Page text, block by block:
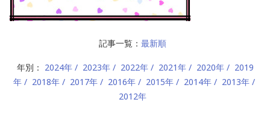
記事一覧： 最新順
年別： 2024年 2023年 2022年 2021年 2020年
2019
年
2018年 2017年 2016年 2015年 2014年
2013年
2012年